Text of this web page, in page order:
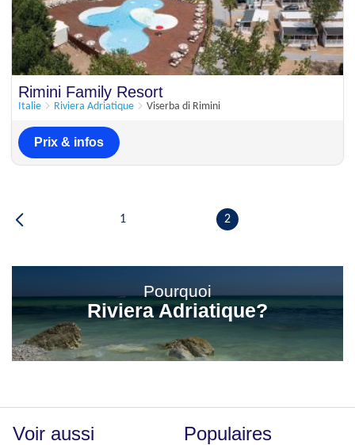
Rimini Family Resort
Italie Riviera Adriatique Viserba di Rimini
Prix & infos
1 2
Pourquoi
Riviera Adriatique?
Voir aussi Populaires